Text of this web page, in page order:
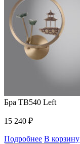
Бра TB540 Left
15 240 ₽
Подробнее В корзину